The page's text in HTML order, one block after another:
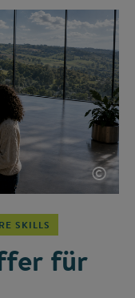
©
SKILLS
für